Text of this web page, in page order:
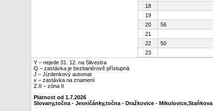
18
19
20
56
21
22
50
23
Y – nejede 31. 12. na Silvestra
Q – zastávka je bezbariérově přístupná
J – Jízdenkový automat
x – zastávka na znamení
Z.II – zóna II
Platnost od 1.7.2026
Slovany,točna - Jesničánky,točna - Dražkovice - Mikulovice,Staňkova